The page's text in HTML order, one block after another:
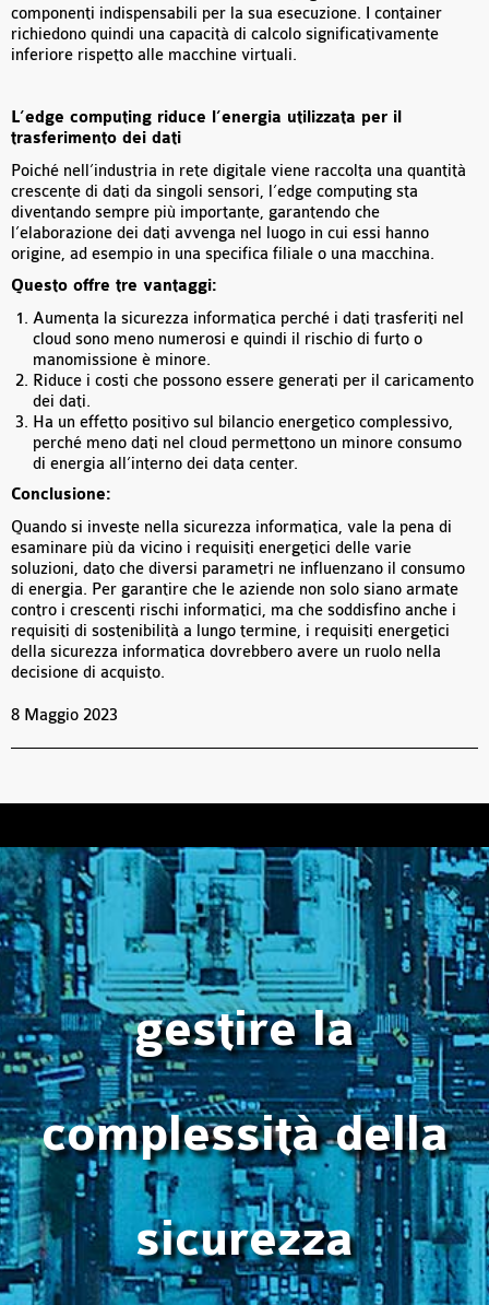
componenti indispensabili per la sua esecuzione. I container
richiedono quindi una capacità di calcolo significativamente
inferiore rispetto alle macchine virtuali.
L’edge computing riduce l’energia utilizzata per il
trasferimento dei dati
Poiché nell’industria in rete digitale viene raccolta una quantità
crescente di dati da singoli sensori, l’edge computing sta
diventando sempre più importante, garantendo che
l’elaborazione dei dati avvenga nel luogo in cui essi hanno
origine, ad esempio in una specifica filiale o una macchina.
Questo offre tre vantaggi:
Aumenta la sicurezza informatica perché i dati trasferiti nel
cloud sono meno numerosi e quindi il rischio di furto o
manomissione è minore.
Riduce i costi che possono essere generati per il caricamento
dei dati.
Ha un effetto positivo sul bilancio energetico complessivo,
perché meno dati nel cloud permettono un minore consumo
di energia all’interno dei data center.
Conclusione:
Quando si investe nella sicurezza informatica, vale la pena di
esaminare più da vicino i requisiti energetici delle varie
soluzioni, dato che diversi parametri ne influenzano il consumo
di energia. Per garantire che le aziende non solo siano armate
contro i crescenti rischi informatici, ma che soddisfino anche i
requisiti di sostenibilità a lungo termine, i requisiti energetici
della sicurezza informatica dovrebbero avere un ruolo nella
decisione di acquisto.
8 Maggio 2023
gestire la
complessità della
sicurezza